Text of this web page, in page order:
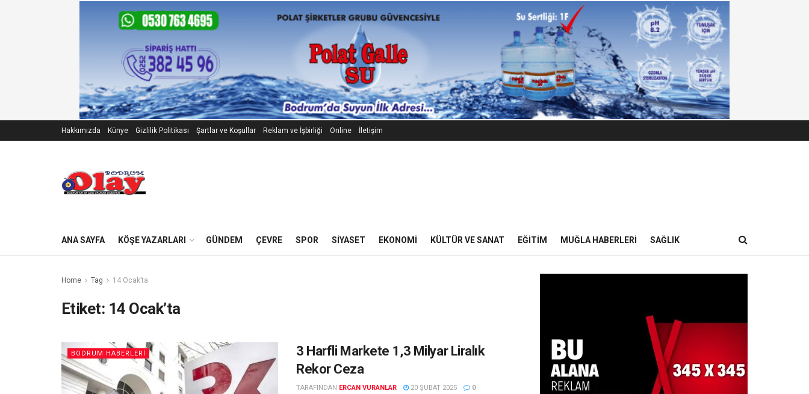
Hakkımızda Künye Gizlilik Politikası Şartlar ve Koşullar Reklam ve İşbirliği Online İletişim
ANA SAYFA KÖŞE YAZARLARI GÜNDEM ÇEVRE SPOR SIYASET EKONOMI KÜLTÜR VE SANAT EĞITIM MUĞLA HABERLERI SAĞLIK
Home Tag 14 Ocak’ta
Etiket: 14 Ocak’ta
BODRUM HABERLERI
3 Harfli Markete 1,3 Milyar Liralık
Rekor Ceza
TARAFINDAN ERCAN VURANLAR 20 ŞUBAT 2025 0